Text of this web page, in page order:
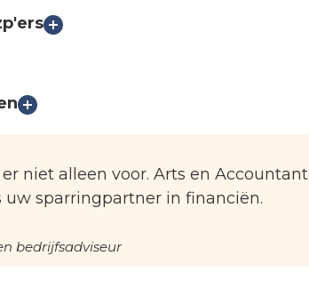
niet alleen voor. Arts en Accountant
uw sparringpartner in financiën.
bedrijfsadviseur